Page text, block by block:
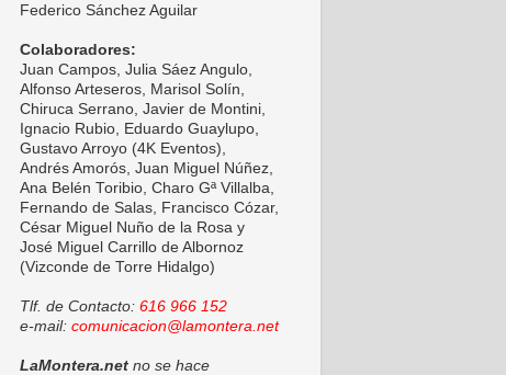
Federico Sánchez Aguilar
Colaboradores:
Juan Campos, Julia Sáez Angulo,
Alfonso Arteseros, Marisol Solín,
Chiruca Serrano, Javier de Montini,
Ignacio Rubio, Eduardo Guaylupo,
Gustavo Arroyo (4K Eventos),
Andrés Amorós, Juan Miguel Núñez,
Ana Belén Toribio, Charo Gª Villalba,
Fernando de Salas, Francisco Cózar,
César Miguel Nuño de la Rosa y
José Miguel Carrillo de Albornoz
(Vizconde de Torre Hidalgo)
Tlf. de Contacto: 616 966 152
e-mail: comunicacion@lamontera.net
LaMontera.net no se hace